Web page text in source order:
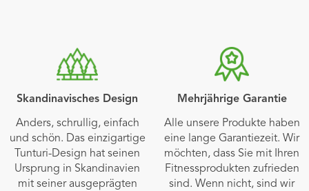
Skandinavisches Design
Anders, schrullig, einfach
und schön. Das einzigartige
Tunturi-Design hat seinen
Ursprung in Skandinavien
mit seiner ausgeprägten
Mehrjährige Garantie
Alle unsere Produkte haben
eine lange Garantiezeit. Wir
möchten, dass Sie mit Ihren
Fitnessprodukten zufrieden
sind. Wenn nicht, sind wir